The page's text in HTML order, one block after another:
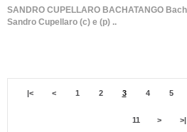
SANDRO CUPELLARO BACHATANGO
Sandro Cupellaro (c) e (p) ..
|< < 1 2 3 4 5
11 > >|